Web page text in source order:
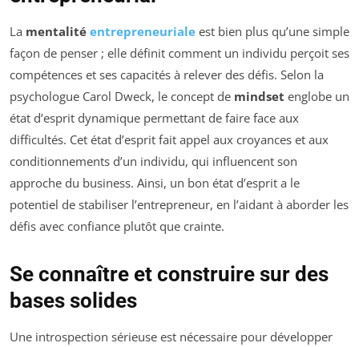
La mentalité entrepreneuriale est bien plus qu’une simple
façon de penser ; elle définit comment un individu perçoit ses
compétences et ses capacités à relever des défis. Selon la
psychologue Carol Dweck, le concept de mindset englobe un
état d’esprit dynamique permettant de faire face aux
difficultés. Cet état d’esprit fait appel aux croyances et aux
conditionnements d’un individu, qui influencent son
approche du business. Ainsi, un bon état d’esprit a le
potentiel de stabiliser l’entrepreneur, en l’aidant à aborder les
défis avec confiance plutôt que crainte.
Se connaître et construire sur des
bases solides
Une introspection sérieuse est nécessaire pour développer